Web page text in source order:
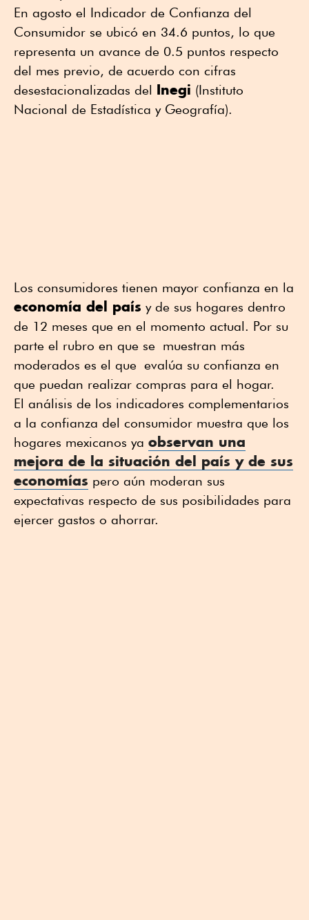
En agosto el Indicador de Confianza del
Consumidor se ubicó en 34.6 puntos, lo que
representa un avance de 0.5 puntos respecto
del mes previo, de acuerdo con cifras
desestacionalizadas del Inegi (Instituto
Nacional de Estadística y Geografía).
Los consumidores tienen mayor confianza en la
economía del país y de sus hogares dentro
de 12 meses que en el momento actual. Por su
parte el rubro en que se muestran más
moderados es el que evalúa su confianza en
que puedan realizar compras para el hogar.
El análisis de los indicadores complementarios
a la confianza del consumidor muestra que los
hogares mexicanos ya observan una
mejora de la situación del país y de sus
economías pero aún moderan sus
expectativas respecto de sus posibilidades para
ejercer gastos o ahorrar.